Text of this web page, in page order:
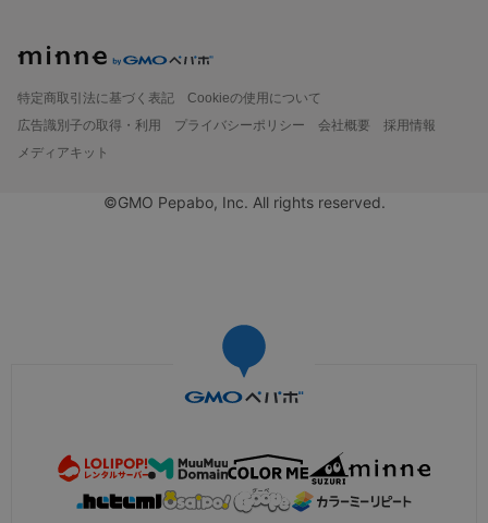
特定商取引法に基づく表記
Cookieの使用について
広告識別子の取得・利用
プライバシーポリシー 会社概要
採用情報
メディアキット
©GMO Pepabo, Inc. All rights reserved.